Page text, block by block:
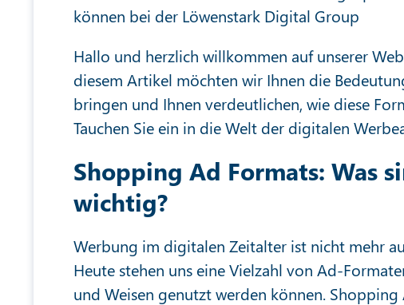
können bei der Löwenstark Digital Group
Hallo und herzlich willkommen auf unserer
diesem Artikel möchten wir Ihnen die
bringen und Ihnen verdeutlichen, wie diese
Tauchen Sie ein in die Welt der digitalen
Shopping Ad Formats: Was
wichtig?
Werbung im digitalen Zeitalter ist nicht mehr
Heute stehen uns eine Vielzahl von Ad-
und Weisen genutzt werden können.